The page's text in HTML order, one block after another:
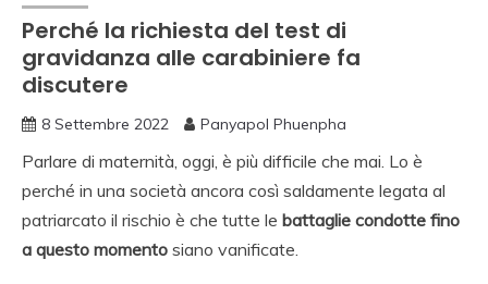
Perché la richiesta del test di
gravidanza alle carabiniere fa
discutere
8 Settembre 2022 Panyapol Phuenpha
Parlare di maternità, oggi, è più difficile che mai. Lo è
perché in una società ancora così saldamente legata al
patriarcato il rischio è che tutte le battaglie condotte fino
a questo momento siano vanificate.